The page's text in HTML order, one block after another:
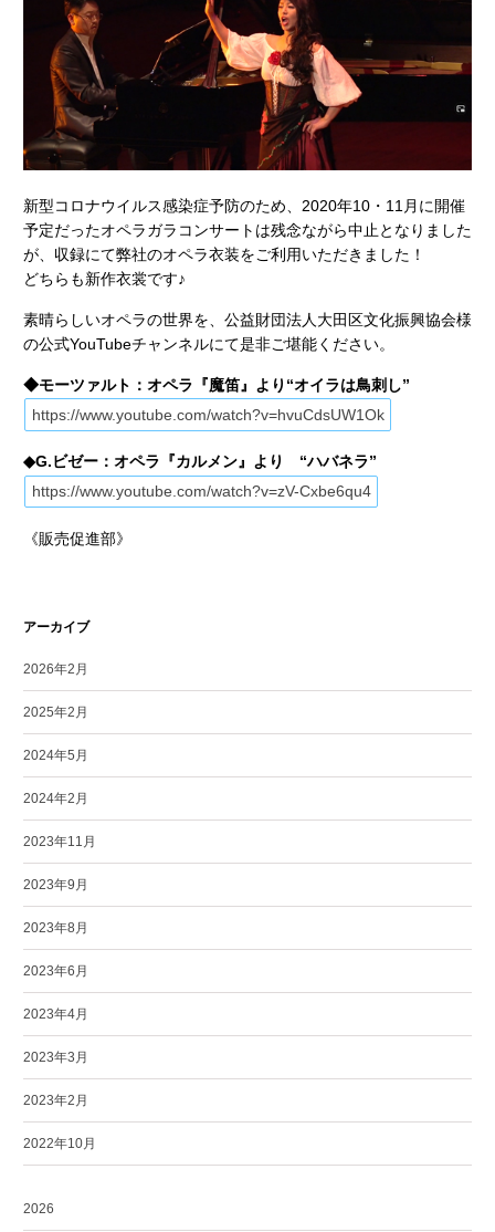
新型コロナウイルス感染症予防のため、2020年10・11月に開催
予定だったオペラガラコンサートは残念ながら中止となりました
が、収録にて弊社のオペラ衣装をご利用いただきました！
どちらも新作衣裳です♪
素晴らしいオペラの世界を、公益財団法人大田区文化振興協会様
の公式YouTubeチャンネルにて是非ご堪能ください。
◆モーツァルト：オペラ『魔笛』より“オイラは鳥刺し”
https://www.youtube.com/watch?v=hvuCdsUW1Ok
◆G.ビゼー：オペラ『カルメン』より “ハバネラ”
https://www.youtube.com/watch?v=zV-Cxbe6qu4
《販売促進部》
アーカイブ
2026年2月
2025年2月
2024年5月
2024年2月
2023年11月
2023年9月
2023年8月
2023年6月
2023年4月
2023年3月
2023年2月
2022年10月
2026